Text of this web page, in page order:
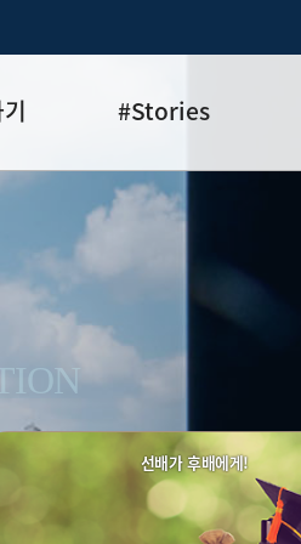
#Stories
기부·수혜스토리
기금소식
이달의 기부자
선배가 후배에게!